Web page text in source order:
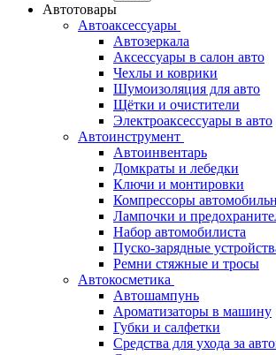
Автотовары
Автоаксессуары
Автозеркала
Аксессуары в салон авто
Чехлы и коврики
Шумоизоляция для авто
Щётки и очистители
Электроаксессуары в авто
Автоинструмент
Автоинвентарь
Домкраты и лебедки
Ключи и монтировки
Компрессоры
Лампочки и
Набор автомобилиста
Пуско-зарядные
Ремни стяжные и тросы
Автокосметика
Автошампунь
Ароматизаторы в машину
Губки и салфетки
Средства для ухода за